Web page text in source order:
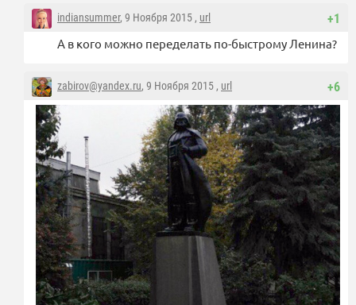
+1
indiansummer, 9 Ноября 2015 , url
А в кого можно переделать по-быстрому Ленина?
+6
zabirov@yandex.ru, 9 Ноября 2015 , url